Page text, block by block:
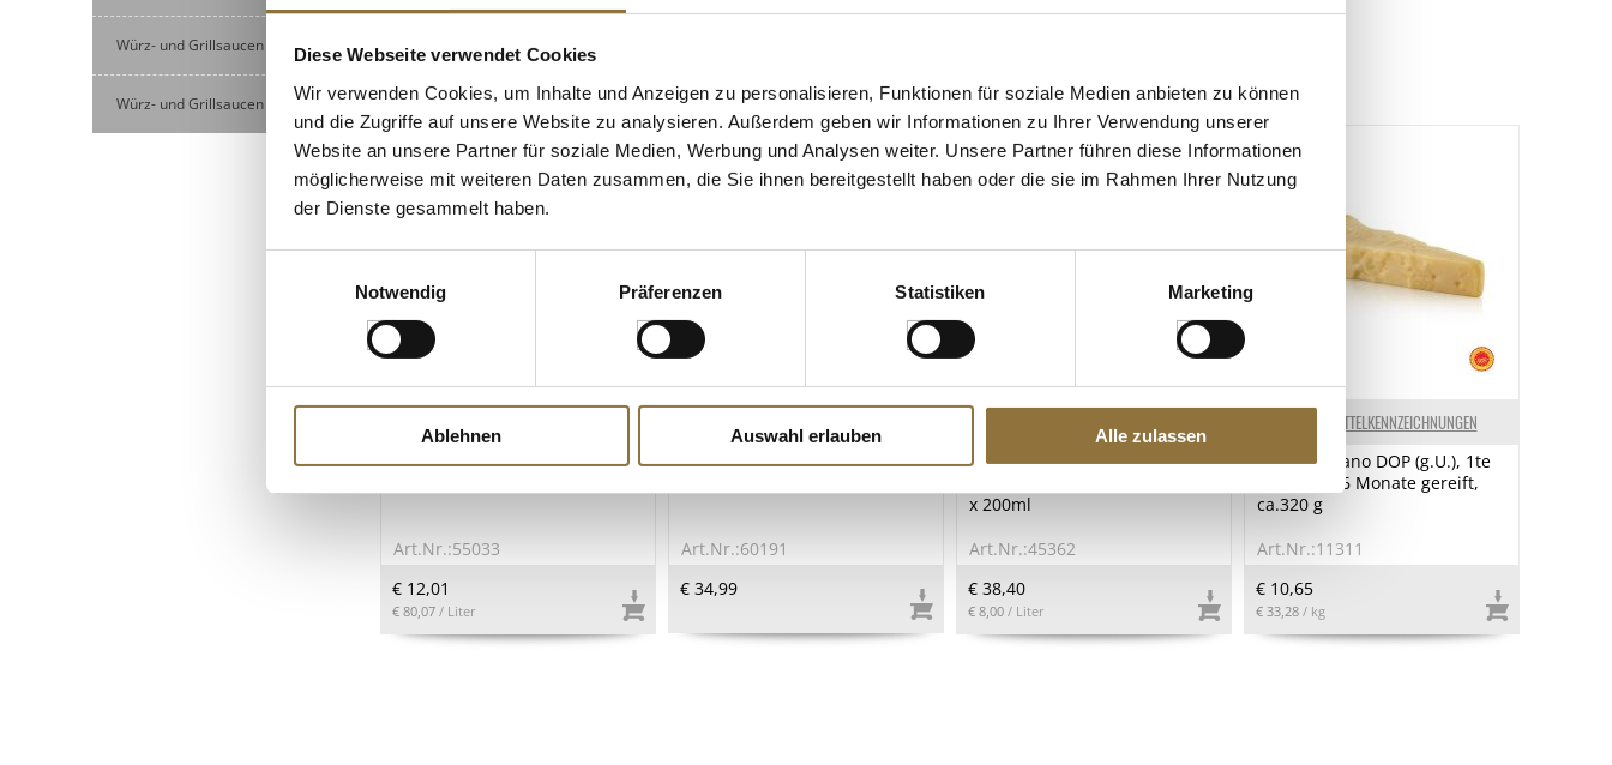
Diese Webseite verwendet Cookies
Wir verwenden Cookies, um Inhalte und Anzeigen zu personalisieren, Funktionen für soziale Medien anbieten zu können
und die Zugriffe auf unsere Website zu analysieren. Außerdem geben wir Informationen zu Ihrer Verwendung unserer
Website an unsere Partner für soziale Medien, Werbung und Analysen weiter. Unsere Partner führen diese Informationen
möglicherweise mit weiteren Daten zusammen, die Sie ihnen bereitgestellt haben oder die sie im Rahmen Ihrer Nutzung
der Dienste gesammelt haben.
Notwendig
Präferenzen Statistiken Marketing
Ablehnen Auswahl erlauben Alle zulassen
Würz- und Grillsaucen|Patrick Jabs
Würz- und Grillsaucen|Sonstige
Kohlenhydrate
davon Zucker
Eiweiß
SO2/Sulfite
KUNDEN KAUFTEN AUCH
Organic Yuzu Ponzu Sauce,
Art.Nr.:55033
€ 12,01
€ 80,07 / Liter
Silikon Kochlöffel, Edelstahl, 2-
Art.Nr.:60191
€ 34,99
Windspiel - Tonic Water aus
x 200ml
Art.Nr.:45362
€ 38,40
€ 8,00 / Liter
LEBENSMITTELKENNZEICHNUNGEN
Grana Padano DOP (g.U.), 1te
Qualität, 16 Monate gereift,
ca.320 g
Art.Nr.:11311
€ 10,65
€ 33,28 / kg